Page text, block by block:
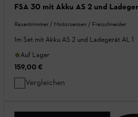
FSA 30 mit Akku AS 2 und
Rasentrimmer / Motorsensen / Freischneider
Im Set mit Akku AS 2 und Ladegerät AL 1
Auf Lager
159,00 €
Vergleichen